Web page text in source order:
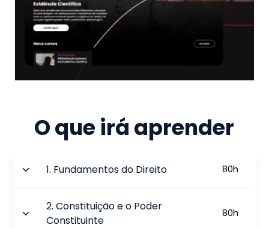
O que irá aprender
1. Fundamentos do Direito 80h
2.Constituição e o Poder
Constituinte
80h